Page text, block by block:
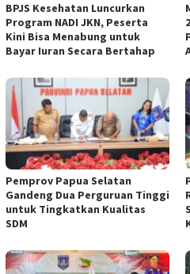
BPJS Kesehatan Luncurkan
Program NADI JKN, Peserta
Kini Bisa Menabung untuk
Bayar Iuran Secara Bertahap
Pemprov Papua Selatan
Gandeng Dua Perguruan Tinggi
untuk Tingkatkan Kualitas
SDM